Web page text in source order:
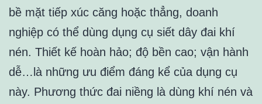
bề mặt tiếp xúc căng hoặc thẳng, doanh
nghiệp có thể dùng dụng cụ siết dây đai khí
nén. Thiết kế hoàn hảo; độ bền cao; vận hành
dễ…là những ưu điểm đáng kể của dụng cụ
này. Phương thức đai niềng là dùng khí nén và